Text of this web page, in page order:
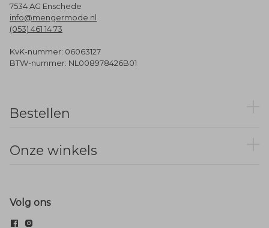
7534 AG Enschede
info@mengermode.nl
(053) 461 14 73
KvK-nummer: 06063127
BTW-nummer: NL008978426B01
Bestellen
Onze winkels
Volg ons